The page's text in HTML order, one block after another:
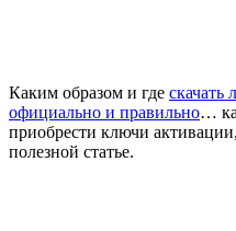
Каким образом и где
официально и правильно…
приобрести ключи
полезной статье.